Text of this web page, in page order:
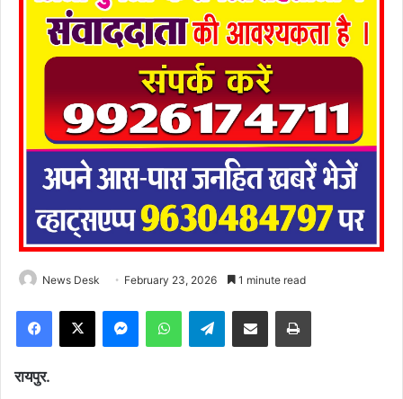
News Desk February 23, 2026 1 minute read
Facebook
X MessengerWhatsAppTelegramShare via Email Print
रायपुर.